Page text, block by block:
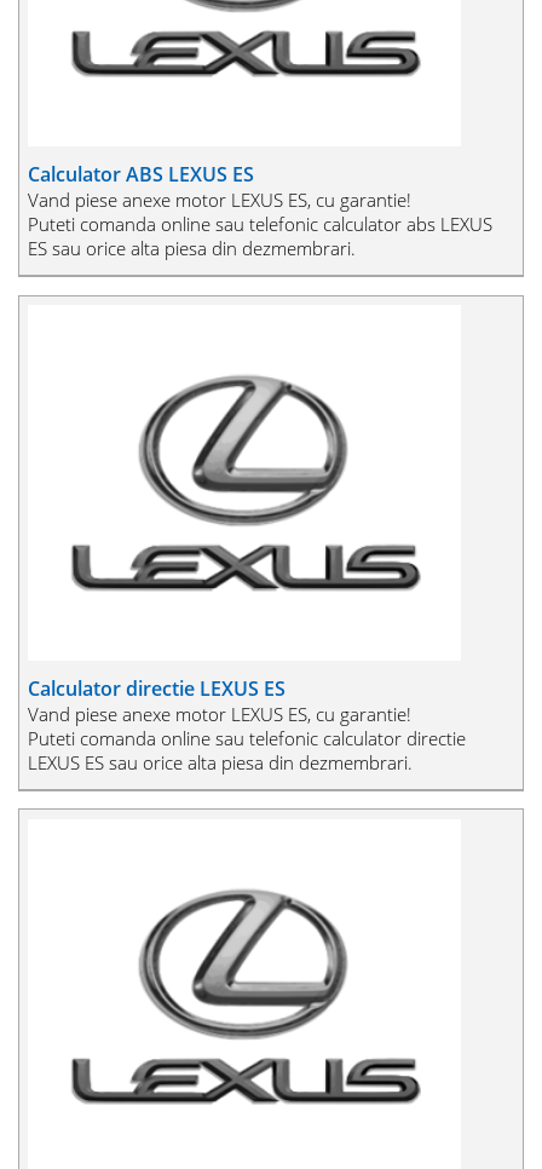
Calculator ABS LEXUS ES
Vand piese anexe motor LEXUS ES, cu garantie!
Puteti comanda online sau telefonic calculator abs LEXUS
ES sau orice alta piesa din dezmembrari.
Calculator directie LEXUS ES
Vand piese anexe motor LEXUS ES, cu garantie!
Puteti comanda online sau telefonic calculator directie
LEXUS ES sau orice alta piesa din dezmembrari.